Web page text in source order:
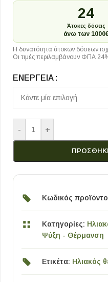
24
Άτοκες δόσεις
άνω των
Η δυνατότητα άτοκων δόσεων
Οι τιμές περιλαμβάνουν ΦΠΑ
ΕΝΈΡΓΕΙΑ
- +
Κωδικός
Κατηγορίες:
Ψύξη - Θέρμανση
Ετικέτα: Ηλιακός